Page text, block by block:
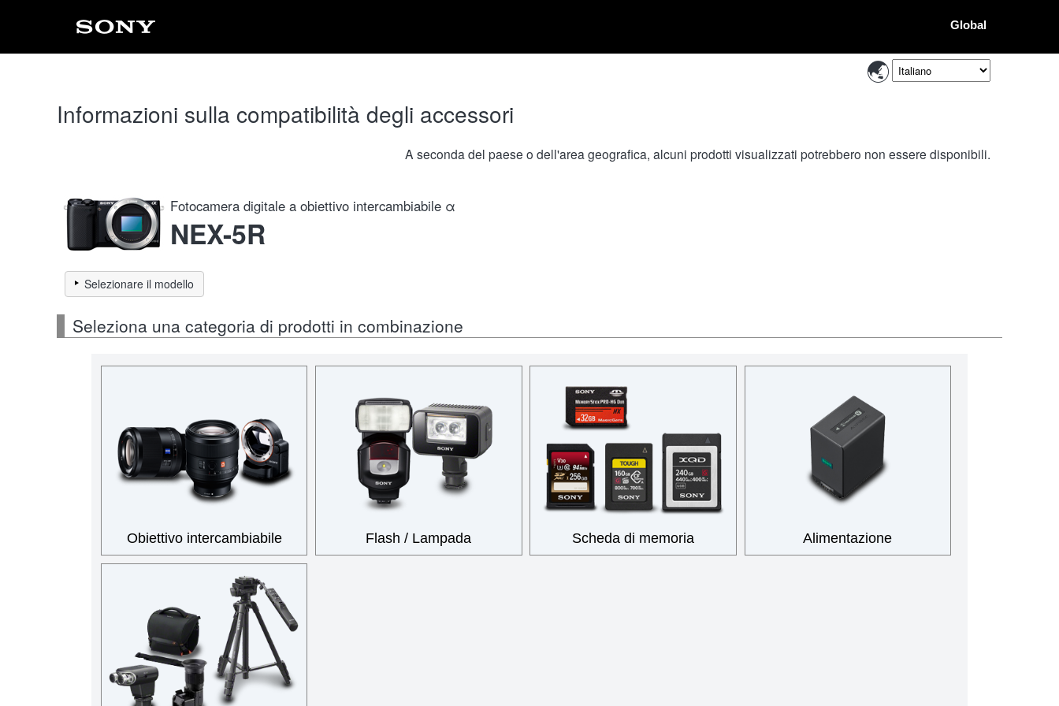
Global
Informazioni sulla compatibilità degli accessori
A seconda del paese o dell'area geografica, alcuni prodotti visualizzati potrebbero non essere disponibili.
Fotocamera digitale a obiettivo intercambiabile α
NEX-5R
Selezionare il modello
Seleziona una categoria di prodotti in combinazione
Obiettivo intercambiabile Flash / Lampada Scheda di memoria Alimentazione